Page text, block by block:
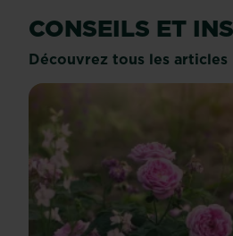
CONSEILS ET
Découvrez tous les articles